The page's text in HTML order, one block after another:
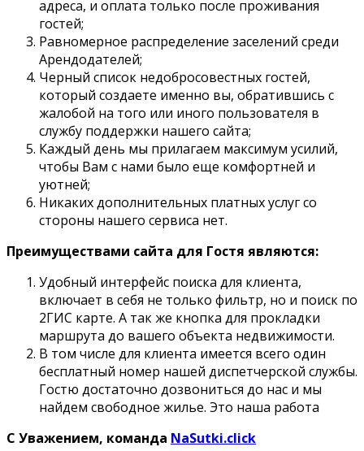
адреса, и оплата только после проживания
гостей;
Равномерное распределение заселений среди
Арендодателей;
Черный список недобросовестных гостей,
который создаете именно вы, обратившись с
жалобой на того или иного пользователя в
службу поддержки нашего сайта;
Каждый день мы прилагаем максимум усилий,
чтобы Вам с нами было еще комфортней и
уютней;
Никаких дополнительных платных услуг со
стороны нашего сервиса нет.
Преимуществами сайта для Гостя являются:
Удобный интерфейс поиска для клиента,
включает в себя не только фильтр, но и поиск по
2ГИС карте. А так же кнопка для прокладки
маршрута до вашего объекта недвижимости.
В том числе для клиента имеется всего один
бесплатный номер нашей диспетчерской службы.
Гостю достаточно дозвониться до нас и мы
найдем свободное жилье. Это наша работа
С Уважением, команда NaSutki.click